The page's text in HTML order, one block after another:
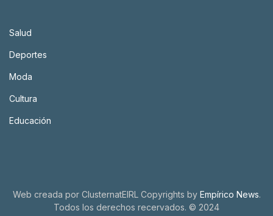
Salud
Deportes
Moda
Cultura
Educación
Web creada por ClusternatEIRL Copyrights by Empírico News.
Todos los derechos recervados. © 2024